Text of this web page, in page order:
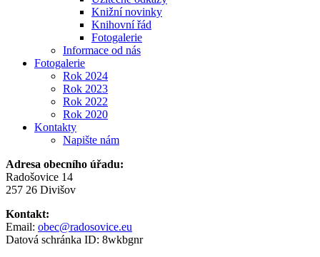
Knižní novinky
Knihovní řád
Fotogalerie
Informace od nás
Fotogalerie
Rok 2024
Rok 2023
Rok 2022
Rok 2020
Kontakty
Napište nám
Adresa obecního úřadu:
Radošovice 14
257 26 Divišov
Kontakt:
Email: obec@radosovice.eu
Datová schránka ID: 8wkbgnr